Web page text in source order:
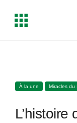
T
g
e
À la une Miracles du
L’histoire